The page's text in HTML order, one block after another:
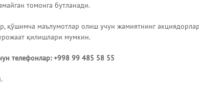
томонга бутланади.
қўшимча маълумотлар олиш учун жамиятнинг
қилишлари мумкин.
телефонлар: +998 99 485 58 55